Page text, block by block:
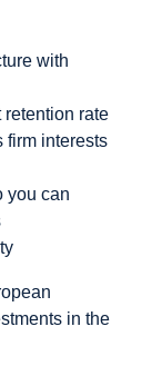
with
retention rate
firm interests
you can
in the